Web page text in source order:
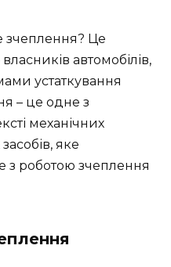
зчеплення? Це
автомобілів,
устаткування
– це одне з
механічних
яке
з роботою зчеплення